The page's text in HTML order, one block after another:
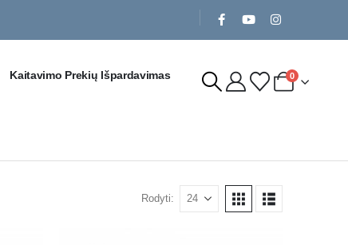
Kaitavimo Prekių Išpardavimas 0
Rodyti: